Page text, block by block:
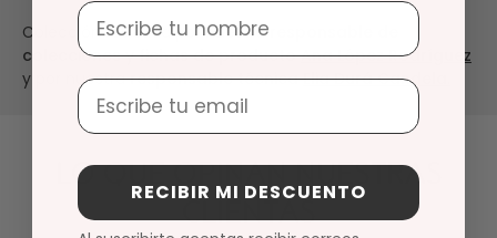
Colección revisada por nuestra
colecciones y fichas de producto Ana López Rodríguez
y por nuestraresponsable técnicaElia Durá Candela.
LO QUE OPINAN NUESTRAS
CLIENTAS
Nombre
Email
RECIBIR MI DESCUENTO